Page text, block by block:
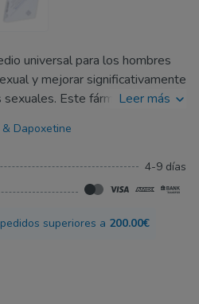
universal para los hombres
y mejorar significativamente
Este fármaco contiene
hombre tanto una erección
duración del acto sexual.
uno de los fabricantes
que se ha probado en
en el lado positivo.
Leer más
Dapoxetine
4-9 días
superiores a 200.00€